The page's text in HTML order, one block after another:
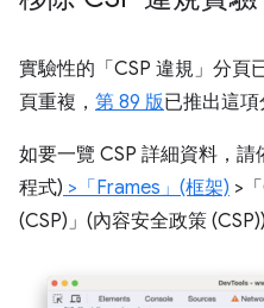
實驗性的「CSP 違規」 分頁
頁重複， 第 89 版已推出這項
如要一覽 CSP 詳細資料，
程式) >「Frames」(框架) >
(CSP)」(內容安全政策 (CSP))